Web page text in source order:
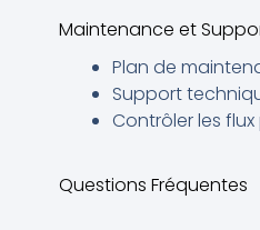
Maintenance et
Plan de
Support
Contrôler les
Questions Fréquentes